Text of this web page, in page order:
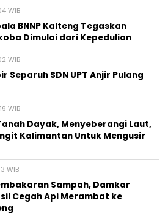
WIB
BNNP Kalteng Tegaskan
Dimulai dari Kepedulian
WIB
Separuh SDN UPT Anjir Pulang
WIB
Dayak, Menyeberangi Laut,
Kalimantan Untuk Mengusir
WIB
Sampah, Damkar
Cegah Api Merambat ke